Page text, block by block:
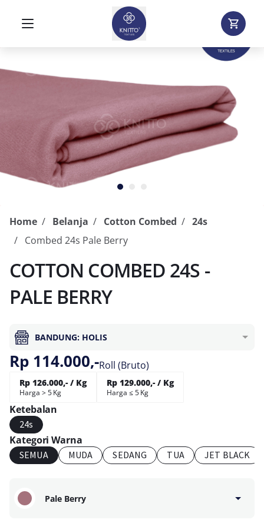
Home Belanja Cotton Combed
24s
Combed 24s Pale Berry
COTTON COMBED 24S -
PALE BERRY
BANDUNG: HOLIS
Rp 114.000,-Roll (Bruto)
Rp 126.000,- / Kg
Harga > 5 Kg
Rp 129.000,- / Kg
Harga ≤ 5 Kg
Ketebalan
24s
Kategori Warna
SEMUA MUDA SEDANG TUA JET BLACK
Pale Berry